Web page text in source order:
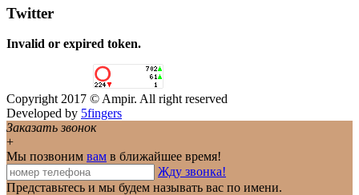
Twitter
Invalid or expired token.
Copyright 2017 © Ampir. All right reserved
Developed by 5fingers
Заказать звонок
+
Мы позвоним вам в ближайшее время!
Жду звонка!
Представьтесь и мы будем называть вас по имени.